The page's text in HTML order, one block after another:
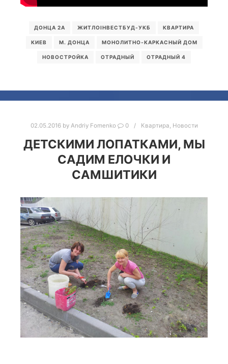
ДОНЦА 2А ЖИТЛОІНВЕСТБУД-УКБ КВАРТИРА
КИЕВ М. ДОНЦА МОНОЛИТНО-КАРКАСНЫЙ ДОМ
НОВОСТРОЙКА ОТРАДНЫЙ ОТРАДНЫЙ 4
02.05.2016by Andriy Fomenko 0 Квартира, Новости
ДЕТСКИМИ ЛОПАТКАМИ, МЫ
САДИМ ЕЛОЧКИ И
САМШИТИКИ